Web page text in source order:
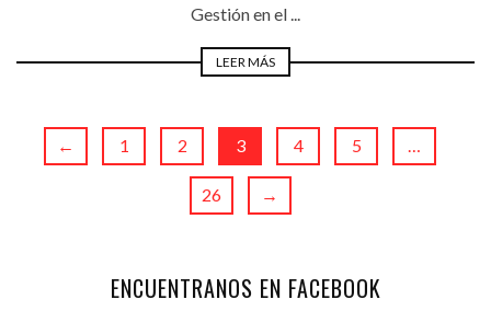
Gestión en el ...
LEER MÁS
← 1 2 3 4 5 …
26 →
ENCUENTRANOS EN FACEBOOK